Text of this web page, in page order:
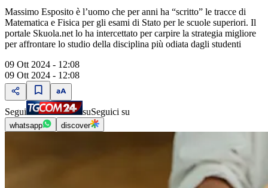
Massimo Esposito è l’uomo che per anni ha “scritto” le tracce di
Matematica e Fisica per gli esami di Stato per le scuole superiori. Il
portale Skuola.net lo ha intercettato per carpire la strategia migliore
per affrontare lo studio della disciplina più odiata dagli studenti
09 Ott 2024 - 12:08
09 Ott 2024 - 12:08
Segui suSeguici su
whatsapp discover